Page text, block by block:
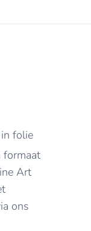
folie
formaat
Art
ons